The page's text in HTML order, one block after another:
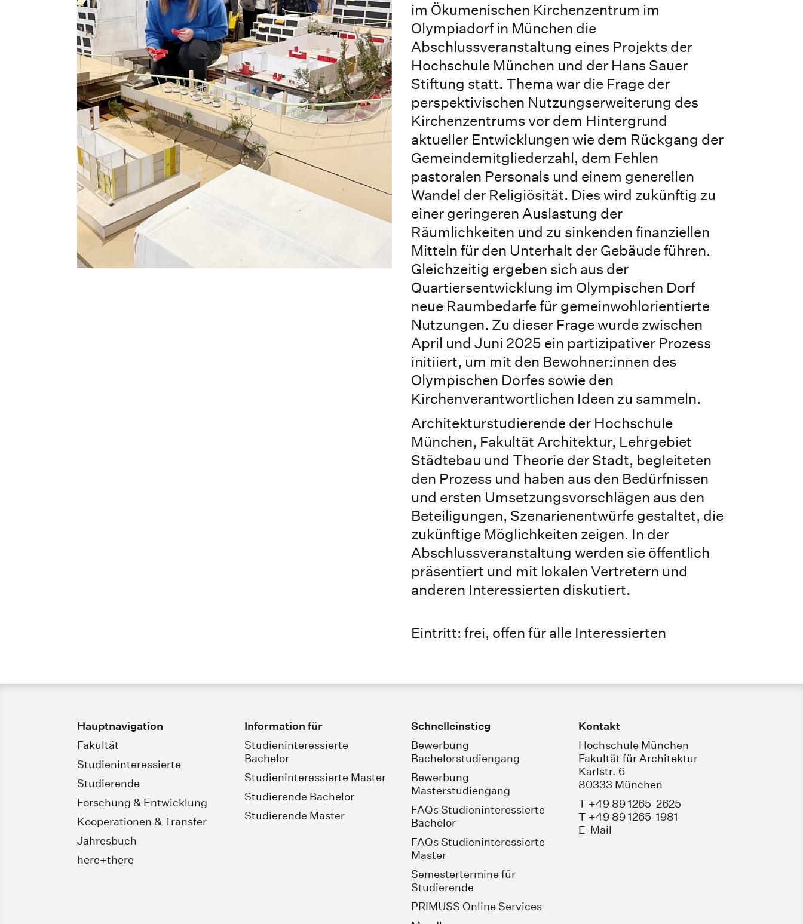
im Ökumenischen Kirchenzentrum im
Olympiadorf in München die
Abschlussveranstaltung eines Projekts der
Hochschule München und der Hans Sauer
Stiftung statt. Thema war die Frage der
perspektivischen Nutzungserweiterung des
Kirchenzentrums vor dem Hintergrund
aktueller Entwicklungen wie dem Rückgang der
Gemeindemitgliederzahl, dem Fehlen
pastoralen Personals und einem generellen
Wandel der Religiösität. Dies wird zukünftig zu
einer geringeren Auslastung der
Räumlichkeiten und zu sinkenden finanziellen
Mitteln für den Unterhalt der Gebäude führen.
Gleichzeitig ergeben sich aus der
Quartiersentwicklung im Olympischen Dorf
neue Raumbedarfe für gemeinwohlorientierte
Nutzungen. Zu dieser Frage wurde zwischen
April und Juni 2025 ein partizipativer Prozess
initiiert, um mit den Bewohner:innen des
Olympischen Dorfes sowie den
Kirchenverantwortlichen Ideen zu sammeln.
Architekturstudierende der Hochschule
München, Fakultät Architektur, Lehrgebiet
Städtebau und Theorie der Stadt, begleiteten
den Prozess und haben aus den Bedürfnissen
und ersten Umsetzungsvorschlägen aus den
Beteiligungen, Szenarienentwürfe gestaltet, die
zukünftige Möglichkeiten zeigen. In der
Abschlussveranstaltung werden sie öffentlich
präsentiert und mit lokalen Vertretern und
anderen Interessierten diskutiert.
Eintritt: frei, offen für alle Interessierten
Hauptnavigation
Fakultät
Studieninteressierte
Studierende
Forschung & Entwicklung
Kooperationen & Transfer
Jahresbuch
here+there
Information für
Studieninteressierte
Bachelor
Studieninteressierte Master
Studierende Bachelor
Studierende Master
Schnelleinstieg
Bewerbung
Bachelorstudiengang
Bewerbung
Masterstudiengang
FAQs Studieninteressierte
Bachelor
FAQs Studieninteressierte
Master
Semestertermine für
Studierende
PRIMUSS Online Services
Kontakt
Hochschule München
Fakultät für Architektur
Karlstr. 6
80333 München
T +49 89 1265-2625
T +49 89 1265-1981
E-Mail